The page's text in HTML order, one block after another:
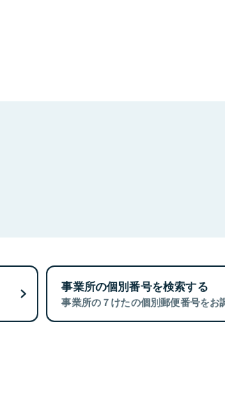
事業所の個別番号を検索する
事業所の７けたの個別郵便番号をお